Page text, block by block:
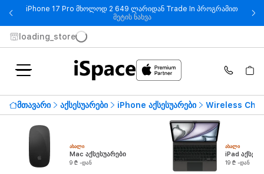
iPhone 17 Pro მხოლოდ 2 649 ლარიდან Trade In პროგრამით
მეტის ნახვა- iPhone 17 Pro მხოლოდ 2 649
loading_store
მთავარი აქსესუარები iPhone აქსესუარები Wireless
ᲐᲮᲐᲚᲘ
Mac აქსესუარები
9 ₾ -დან
ᲐᲮᲐᲚᲘ
iPad
19 ₾ -დან